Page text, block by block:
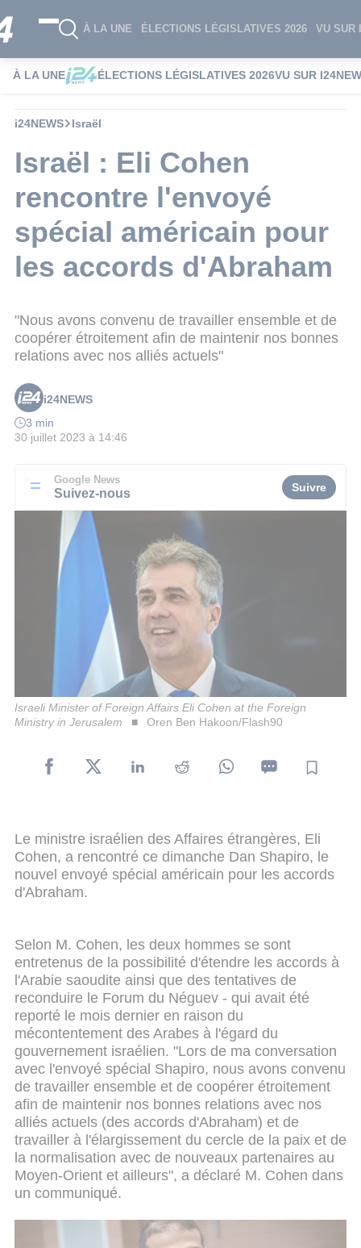
À LA UNE ÉLECTIONS LÉGISLATIVES 2026 VU SUR
À LA UNE ÉLECTIONS LÉGISLATIVES 2026VU SUR
i24NEWS Israël
Israël : Eli Cohen
rencontre l'envoyé
spécial américain pour
les accords d'Abraham
"Nous avons convenu de travailler ensemble et de
coopérer étroitement afin de maintenir nos bonnes
relations avec nos alliés actuels"
i24NEWS
3 min
30 juillet 2023 à 14:46
Google News
Suivez-nous Suivre
Israeli Minister of Foreign Affairs Eli Cohen at the Foreign
Ministry in Jerusalem
Oren Ben Hakoon/Flash90
Le ministre israélien des Affaires étrangères, Eli
Cohen, a rencontré ce dimanche Dan Shapiro, le
nouvel envoyé spécial américain pour les accords
d'Abraham.
Selon M. Cohen, les deux hommes se sont
entretenus de la possibilité d'étendre les accords à
l'Arabie saoudite ainsi que des tentatives de
reconduire le Forum du Néguev - qui avait été
reporté le mois dernier en raison du
mécontentement des Arabes à l'égard du
gouvernement israélien. "Lors de ma conversation
avec l'envoyé spécial Shapiro, nous avons convenu
de travailler ensemble et de coopérer étroitement
afin de maintenir nos bonnes relations avec nos
alliés actuels (des accords d'Abraham) et de
travailler à l'élargissement du cercle de la paix et de
la normalisation avec de nouveaux partenaires au
Moyen-Orient et ailleurs", a déclaré M. Cohen dans
un communiqué.